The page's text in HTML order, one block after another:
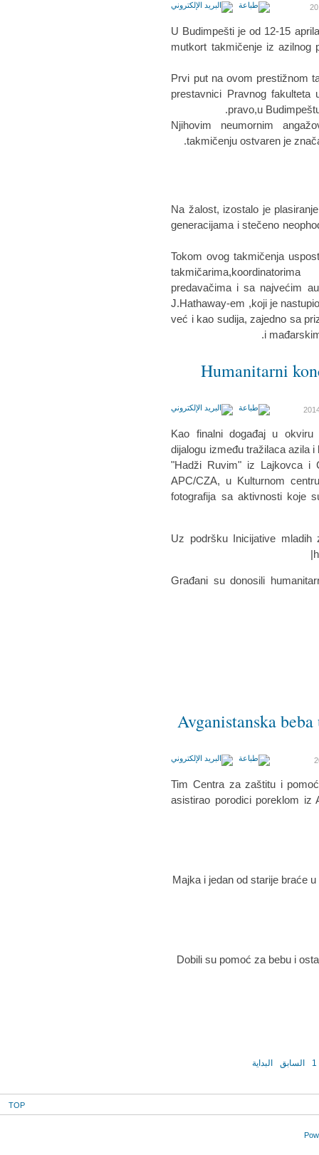
U Budimpešti je od 12-15
mutkort takmičenje iz azilnog
Prvi put na ovom prestižnom
prestavnici Pravnog
pravo,u
Njihovim neumornim
takmičenju ostvaren je
Na žalost, izostalo je
generacijama i stečeno
Tokom ovog takmičenja
predavačima i sa najvećim
J.Hathaway-em ,koji je
već i kao sudija, zajedno sa
i
Humanitarni
Kao finalni događaj u okviru
dijalogu između tražilaca azila
"Hadži Ruvim" iz Lajkovca i
APC/CZA, u Kulturnom
fotografija sa aktivnosti koje
Uz podršku Inicijative mladih
Građani su donosili
Avganistanska
Tim Centra za zaštitu i
asistirao porodici poreklom iz
Majka i jedan od starije braće
Dobili su pomoć za bebu i
البداية السابق 1
TOP